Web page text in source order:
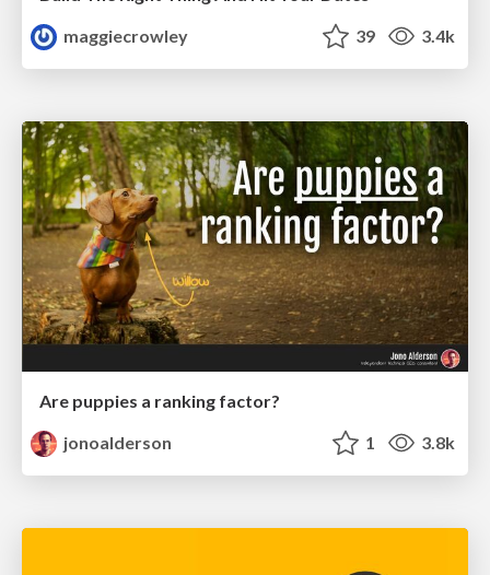
maggiecrowley
39 3.4k
Are puppies a ranking factor?
jonoalderson
1 3.8k